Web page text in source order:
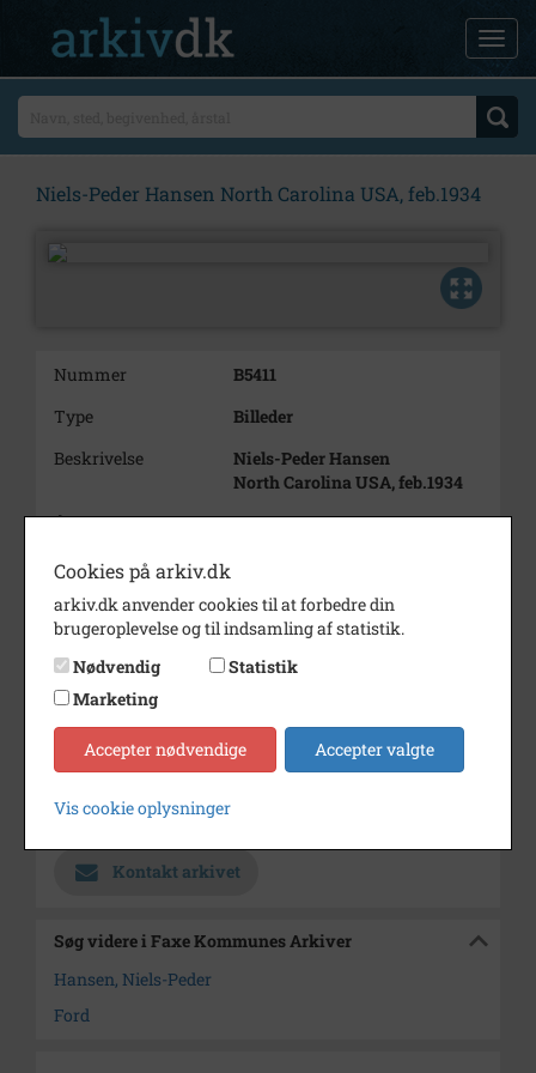
Niels-Peder Hansen North Carolina USA, feb.1934
Nummer
B5411
Type
Billeder
Beskrivelse
Niels-Peder Hansen
North Carolina USA, feb.1934
Årstal
1934
Dateringsnote
Fotograf
Ukendt
Se på kort
Type
Kommune (1970-2050)
Enhed
Faxe Kommune (2007-2050)
Arkiv
Kontakt arkivet
Søg videre i Faxe Kommunes Arkiver
Hansen, Niels-Peder
Ford
Cookies på arkiv.dk
arkiv.dk anvender cookies til at forbedre din
brugeroplevelse og til indsamling af statistik.
Nødvendig
Statistik
Marketing
Accepter nødvendige Accepter valgte
Vis cookie oplysninger